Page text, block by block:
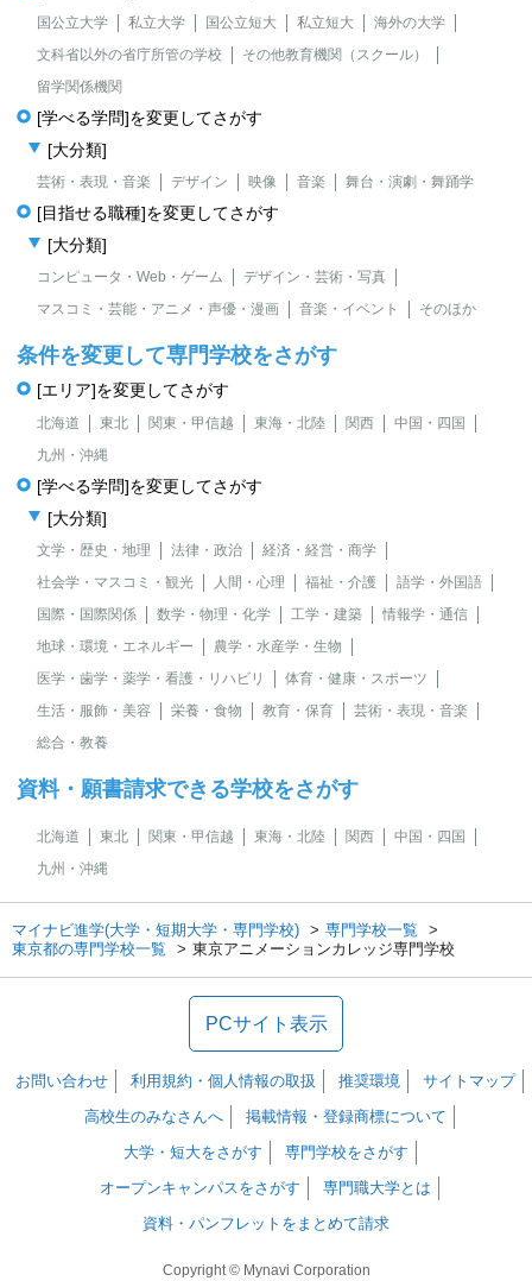
国公立大学 私立大学 国公立短大 私立短大
海外の大学
文科省以外の省庁所管の学校
その他教育機関（スクール）
留学関係機関
[学べる学問]を変更してさがす
[大分類]
芸術・表現・音楽 デザイン 映像 音楽 舞台・演劇・舞踊学
[目指せる職種]を変更してさがす
[大分類]
コンピュータ・Web・ゲーム
デザイン・芸術・写真
マスコミ・芸能・アニメ・声優・漫画
音楽・イベント そのほか
条件を変更して専門学校をさがす
[エリア]を変更してさがす
北海道 東北 関東・甲信越 東海・北陸 関西
中国・四国
九州・沖縄
[学べる学問]を変更してさがす
[大分類]
文学・歴史・地理 法律・政治
経済・経営・商学
社会学・マスコミ・観光
人間・心理 福祉・介護
語学・外国語
国際・国際関係
数学・物理・化学 工学・建築
情報学・通信
地球・環境・エネルギー
農学・水産学・生物
医学・歯学・薬学・看護・リハビリ
体育・健康・スポーツ
生活・服飾・美容
栄養・食物 教育・保育
芸術・表現・音楽
総合・教養
資料・願書請求できる学校をさがす
北海道 東北 関東・甲信越 東海・北陸 関西
中国・四国
九州・沖縄
マイナビ進学(大学・短期大学・専門学校)
専門学校一覧
東京都の専門学校一覧
東京アニメーションカレッジ専門学校
PCサイト表示
お問い合わせ 利用規約・個人情報の取扱 推奨環境
サイトマップ
高校生のみなさんへ
掲載情報・登録商標について
大学・短大をさがす
専門学校をさがす
オープンキャンパスをさがす
専門職大学とは
資料・パンフレットをまとめて請求
Copyright © Mynavi Corporation